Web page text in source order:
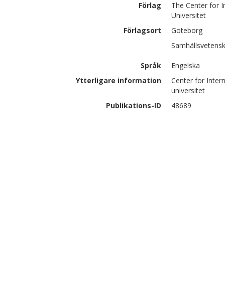
Förlag
The Center for
Universitet
Förlagsort
Göteborg
Språk
Engelska
Ytterligare information
Center for
universitet
Publikations-ID
48689